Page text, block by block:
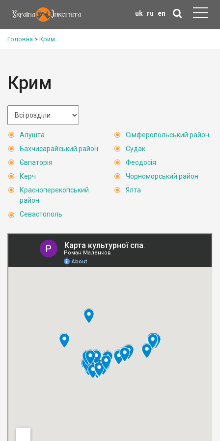
uk ru en
Головна > Крим
Крим
Алушта
Бахчисарайський район
Євпаторія
Керч
Красноперекопський
район
Севастополь
Сімферопольський район
Судак
Феодосія
Чорноморський район
Ялта